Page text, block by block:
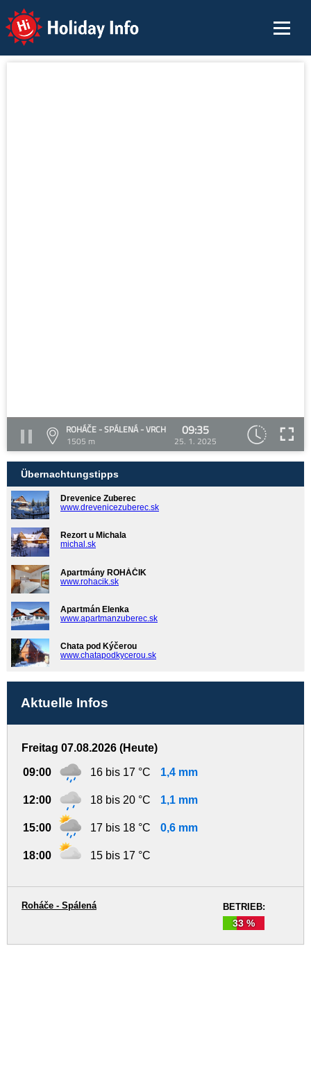
Holiday Info
ROHÁČE - SPÁLENÁ - VRCH
1505 m
09:35
25. 1. 2025
Übernachtungstipps
Drevenice Zuberec
www.drevenicezuberec.sk
Rezort u Michala
michal.sk
Apartmány ROHÁČIK
www.rohacik.sk
Apartmán Elenka
www.apartmanzuberec.sk
Chata pod Kýčerou
www.chatapodkycerou.sk
Aktuelle Infos
Freitag 07.08.2026 (Heute)
09:00 16 bis 17 °C 1,4 mm
12:00 18 bis 20 °C 1,1 mm
15:00 17 bis 18 °C 0,6 mm
18:00 15 bis 17 °C
BETRIEB:
33 %
Roháče - Spálená